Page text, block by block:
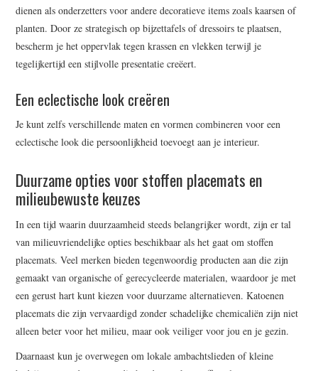
dienen als onderzetters voor andere decoratieve items zoals kaarsen of
planten. Door ze strategisch op bijzettafels of dressoirs te plaatsen,
bescherm je het oppervlak tegen krassen en vlekken terwijl je
tegelijkertijd een stijlvolle presentatie creëert.
Een eclectische look creëren
Je kunt zelfs verschillende maten en vormen combineren voor een
eclectische look die persoonlijkheid toevoegt aan je interieur.
Duurzame opties voor stoffen placemats en
milieubewuste keuzes
In een tijd waarin duurzaamheid steeds belangrijker wordt, zijn er tal
van milieuvriendelijke opties beschikbaar als het gaat om stoffen
placemats. Veel merken bieden tegenwoordig producten aan die zijn
gemaakt van organische of gerecycleerde materialen, waardoor je met
een gerust hart kunt kiezen voor duurzame alternatieven. Katoenen
placemats die zijn vervaardigd zonder schadelijke chemicaliën zijn niet
alleen beter voor het milieu, maar ook veiliger voor jou en je gezin.
Daarnaast kun je overwegen om lokale ambachtslieden of kleine